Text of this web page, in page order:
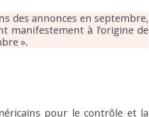
des annonces en septembre,
manifestement à l’origine de
».
pour le contrôle et la